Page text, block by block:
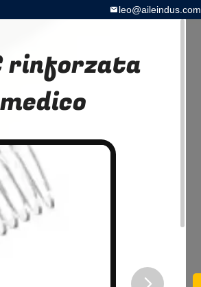
leo@aileindus.com
rinforzata